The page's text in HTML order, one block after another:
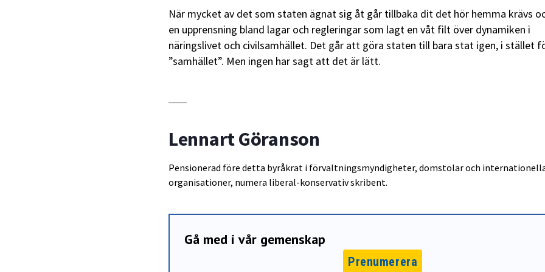
När mycket av det som staten ägnat sig åt går tillbaka dit det hör hemma krävs
en upprensning bland lagar och regleringar som lagt en våt filt över dynamiken i
näringslivet och civilsamhället. Det går att göra staten till bara stat igen, i stället
”samhället”. Men ingen har sagt att det är lätt.
Lennart Göranson
Pensionerad före detta byråkrat i förvaltningsmyndigheter, domstolar och
organisationer, numera liberal-konservativ skribent.
Gå med i vår gemenskap
Prenumerera